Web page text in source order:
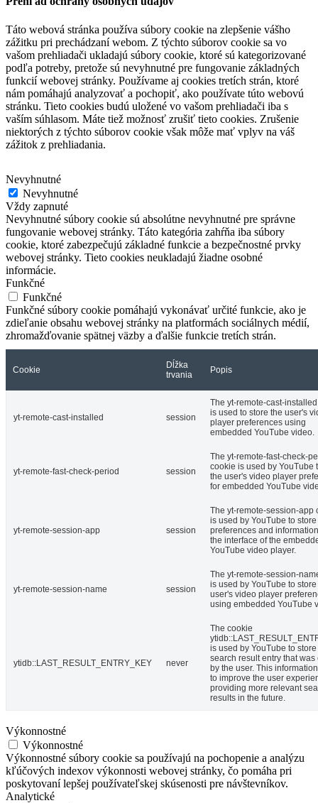
Táto webová stránka používa súbory cookie na zlepšenie vášho
zážitku pri prechádzaní webom. Z týchto súborov cookie sa vo
vašom prehliadači ukladajú súbory cookie, ktoré sú kategorizované
podľa potreby, pretože sú nevyhnutné pre fungovanie základných
funkcií webovej stránky. Používame aj cookies tretích strán, ktoré
nám pomáhajú analyzovať a pochopiť, ako používate túto webovú
stránku. Tieto cookies budú uložené vo vašom prehliadači iba s
vaším súhlasom. Máte tiež možnosť zrušiť tieto cookies. Zrušenie
niektorých z týchto súborov cookie však môže mať vplyv na váš
zážitok z prehliadania.
Nevyhnutné
Nevyhnutné
Vždy zapnuté
Nevyhnutné súbory cookie sú absolútne nevyhnutné pre správne
fungovanie webovej stránky. Táto kategória zahŕňa iba súbory
cookie, ktoré zabezpečujú základné funkcie a bezpečnostné prvky
webovej stránky. Tieto cookies neukladajú žiadne osobné
informácie.
Funkčné
Funkčné
Funkčné súbory cookie pomáhajú vykonávať určité funkcie, ako je
zdieľanie obsahu webovej stránky na platformách sociálnych médií,
zhromažďovanie spätnej väzby a ďalšie funkcie tretích strán.
Cookie
Dĺžka
trvania
Popis
yt-remote-cast-installed session
The yt-remote-cast-
is used to store the user's
player preferences using
embedded YouTube video.
yt-remote-fast-check-period session
The yt-remote-fast-check-
cookie is used by YouTube
the user's video player
for embedded YouTube
yt-remote-session-app session
The yt-remote-session-app
is used by YouTube to
preferences and
the interface of the
YouTube video player.
yt-remote-session-name session
The yt-remote-session-
is used by YouTube to
user's video player
using embedded YouTube
ytidb::LAST_RESULT_ENTRY_KEY never
The cookie
is used by YouTube to
search result entry that was
by the user. This
to improve the user
providing more relevant
results in the future.
Výkonnostné
Výkonnostné
Výkonnostné súbory cookie sa používajú na pochopenie a analýzu
kľúčových indexov výkonnosti webovej stránky, čo pomáha pri
poskytovaní lepšej používateľskej skúsenosti pre návštevníkov.
Analytické